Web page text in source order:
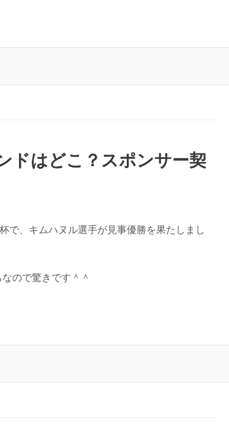
ドはどこ？スポンサー契
で、キムハヌル選手が見事優勝を果たしまし
ので驚きです＾＾